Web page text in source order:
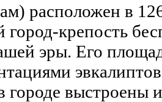
расположен в
город-крепость
эры. Его
городе выстроены